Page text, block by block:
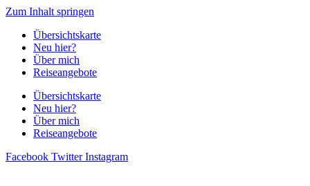
Zum Inhalt springen
Übersichtskarte
Neu hier?
Über mich
Reiseangebote
Übersichtskarte
Neu hier?
Über mich
Reiseangebote
Facebook Twitter Instagram